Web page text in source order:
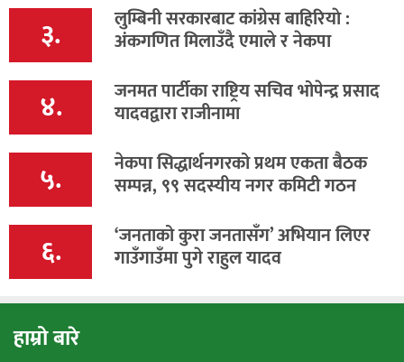
३. लुम्बिनी सरकारबाट कांग्रेस बाहिरियाे :
अंकगणित मिलाउँदै एमाले र नेकपा
४. जनमत पार्टीका राष्ट्रिय सचिव भोपेन्द्र प्रसाद
यादवद्वारा राजीनामा
५. नेकपा सिद्धार्थनगरको प्रथम एकता बैठक
सम्पन्न, ९९ सदस्यीय नगर कमिटी गठन
६. ‘जनताको कुरा जनतासँग’ अभियान लिएर
गाउँगाउँमा पुगे राहुल यादव
हाम्रो बारे